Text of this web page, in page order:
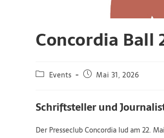
Concordia Ball
Events Mai 31, 2026
Schriftsteller und
Der Presseclub Concordia lud am 22.